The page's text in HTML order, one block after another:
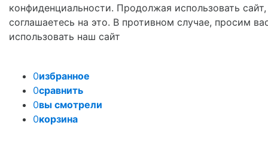
конфиденциальности. Продолжая использовать
соглашаетесь на это. В противном случае, просим
использовать наш сайт
0избранное
0сравнить
0вы смотрели
0корзина